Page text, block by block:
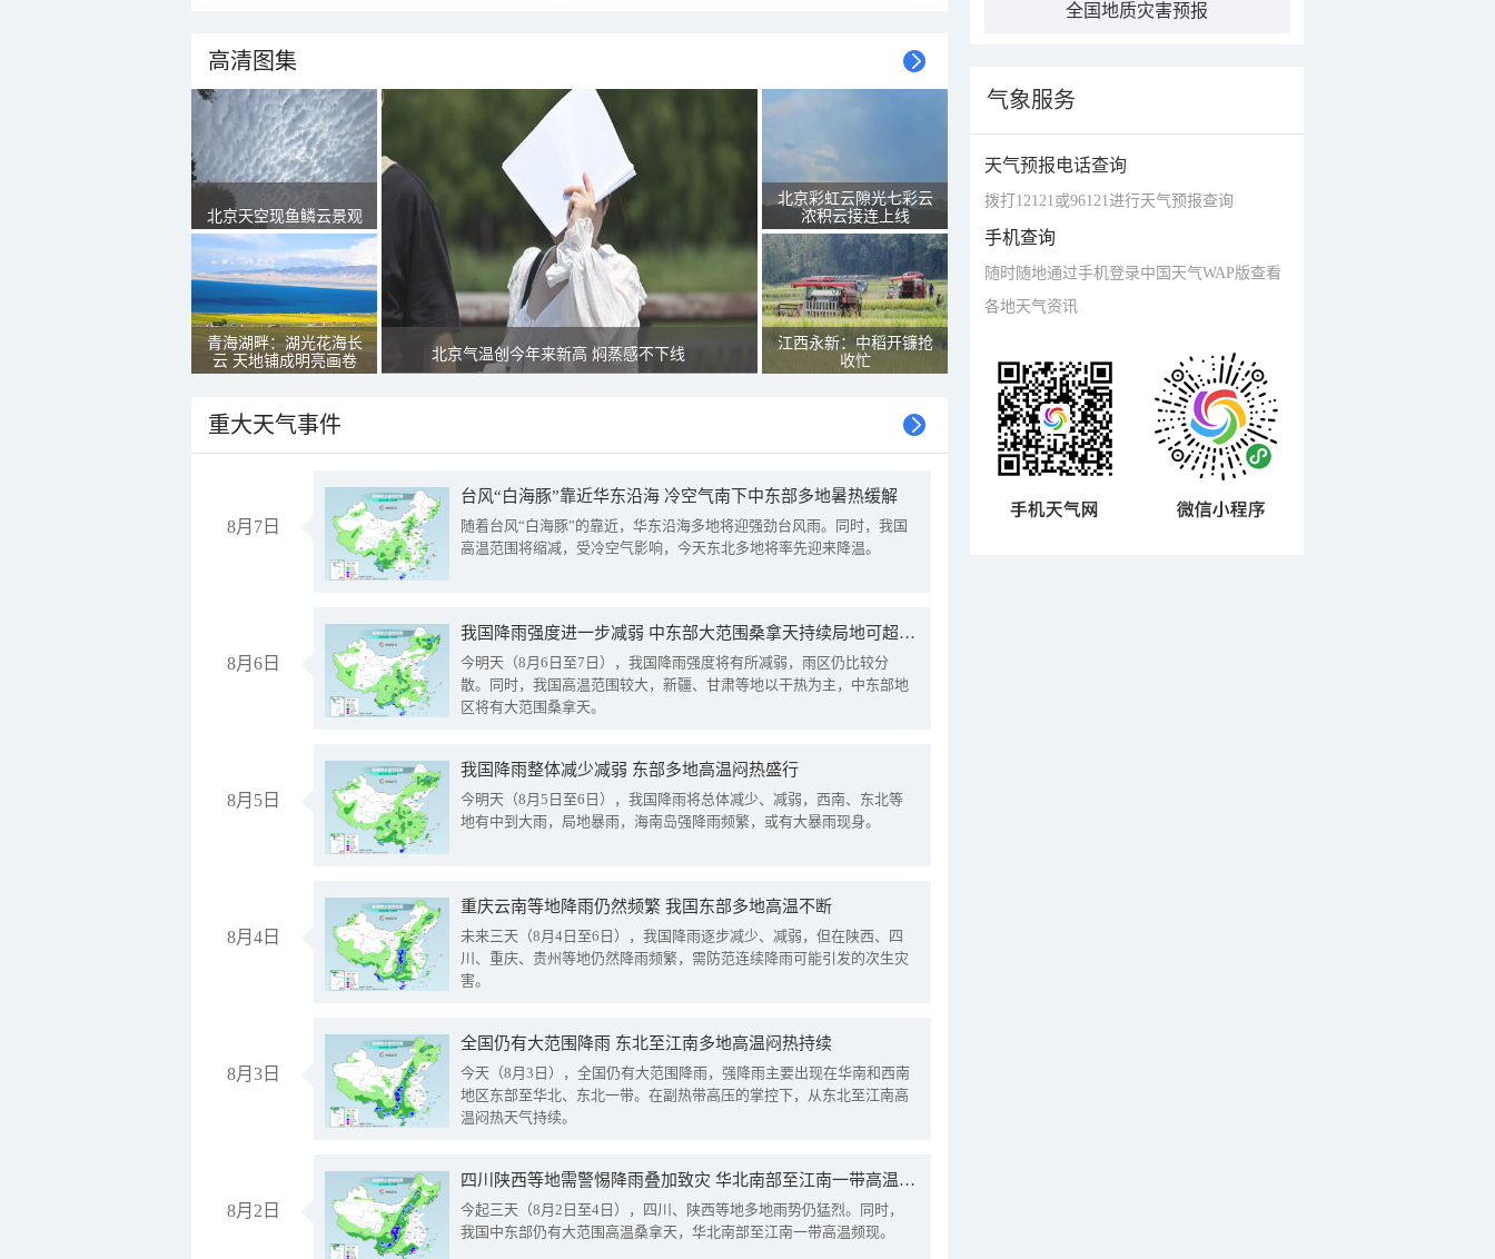
高清图集
北京天空现鱼鳞云景观
青海湖畔：湖光花海长
云 天地铺成明亮画卷
北京气温创今年来新高 焖蒸感不下线
北京彩虹云隙光七彩云
浓积云接连上线
江西永新：中稻开镰抢
收忙
重大天气事件
8月7日
台风“白海豚”靠近华东沿海 冷空气南下中东部多地暑热缓解
随着台风“白海豚”的靠近，华东沿海多地将迎强劲台风雨。同时，我国
高温范围将缩减，受冷空气影响，今天东北多地将率先迎来降温。
8月6日
我国降雨强度进一步减弱 中东部大范围桑拿天持续局地可超38℃
今明天（8月6日至7日），我国降雨强度将有所减弱，雨区仍比较分
散。同时，我国高温范围较大，新疆、甘肃等地以干热为主，中东部地
区将有大范围桑拿天。
8月5日
我国降雨整体减少减弱 东部多地高温闷热盛行
今明天（8月5日至6日），我国降雨将总体减少、减弱，西南、东北等
地有中到大雨，局地暴雨，海南岛强降雨频繁，或有大暴雨现身。
8月4日
重庆云南等地降雨仍然频繁 我国东部多地高温不断
未来三天（8月4日至6日），我国降雨逐步减少、减弱，但在陕西、四
川、重庆、贵州等地仍然降雨频繁，需防范连续降雨可能引发的次生灾
害。
8月3日
全国仍有大范围降雨 东北至江南多地高温闷热持续
今天（8月3日），全国仍有大范围降雨，强降雨主要出现在华南和西南
地区东部至华北、东北一带。在副热带高压的掌控下，从东北至江南高
温闷热天气持续。
8月2日
四川陕西等地需警惕降雨叠加致灾 华北南部至江南一带高温频现
今起三天（8月2日至4日），四川、陕西等地多地雨势仍猛烈。同时，
我国中东部仍有大范围高温桑拿天，华北南部至江南一带高温频现。
全国地质灾害预报
气象服务
天气预报电话查询
拨打12121或96121进行天气预报查询
手机查询
随时随地通过手机登录中国天气WAP版查看
各地天气资讯